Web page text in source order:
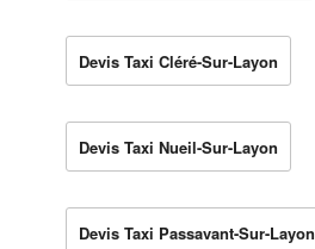
Devis Taxi Cléré-Sur-Layon
Devis Taxi Nueil-Sur-Layon
Devis Taxi Passavant-Sur-Layon